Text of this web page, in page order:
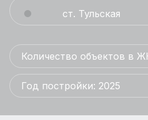
ст. Тульская
Количество объектов в
Год постройки: 2025